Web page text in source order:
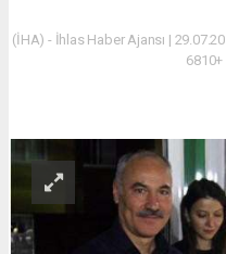
(İHA) - İhlas Haber Ajansı |